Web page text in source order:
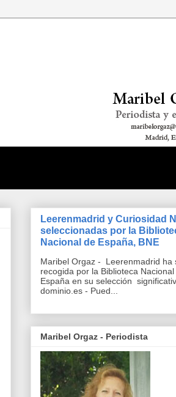
Leerenmadrid y Curiosidad
seleccionadas por la
Nacional de España, BNE
Maribel Orgaz - Leerenmadrid ha
recogida por la Biblioteca Nacional
España en su selección
dominio.es - Pued...
Maribel Orgaz - Periodista